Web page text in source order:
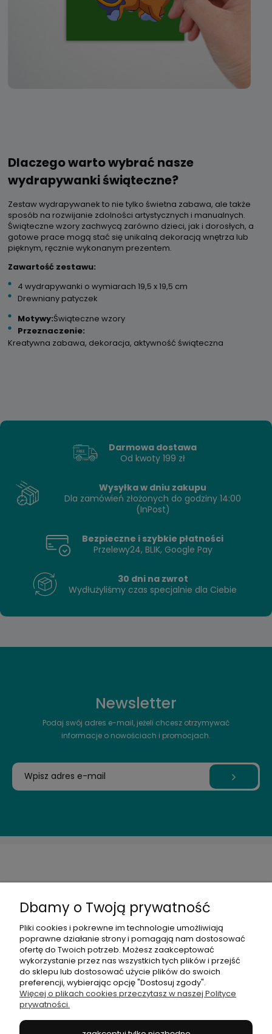
Dlaczego warto wybrać nasze
wydrapywanki świąteczne?
Zestaw wydrapywanek to nie tylko świetna zabawa, ale także
sposób na rozwijanie zdolności artystycznych i manualnych.
Świąteczne wzory zachwycą zarówno dzieci, jak i dorosłych, a
gotowe prace mogą stać się unikalną dekoracją wnętrza lub
pięknym, ręcznie wykonanym prezentem.
Zawartość zestawu:
4 wydrapywanki o wymiarach 19,5 x 19,5 cm
Drewniany patyczek
Motywy:Świąteczne wzory
Przeznaczenie:
Kreatywna zabawa, dekoracja, aktywność świąteczna
Darmowa dostawa
Od kwoty 199 zł
Wysyłka w dniu zakupu
Dla zamówień złożonych do godziny 14:00
(InPost)
Bezpieczne i szybkie płatności
Przelewy24, BLIK, Google Pay
30 dni na zwrot
Wydłużyliśmy czas specjalnie dla Ciebie
Newsletter
Podaj swój adres e-mail, jeżeli chcesz otrzymywać
informacje o nowościach i promocjach.
MOJE KONTO
BOK ARTMAKER ®
Dbamy o Twoją prywatność
Pliki cookies i pokrewne im technologie umożliwiają
poprawne działanie strony i pomagają nam dostosować
ofertę do Twoich potrzeb. Możesz zaakceptować
wykorzystanie przez nas wszystkich tych plików i przejść
do sklepu lub dostosować użycie plików do swoich
preferencji, wybierając opcję "Dostosuj zgody".
Więcej o plikach cookies przeczytasz w naszej Polityce
prywatności.